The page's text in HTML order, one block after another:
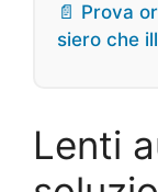
📄 Prova
siero che
Lenti